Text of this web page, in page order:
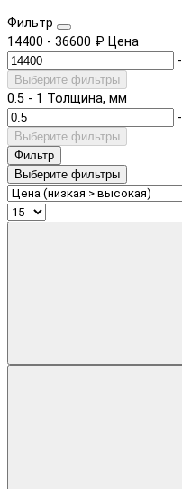
Фильтр
14400 - 36600 ₽ Цена
-
Выберите фильтры
0.5 - 1 Толщина, мм
-
Выберите фильтры
Фильтр
Выберите фильтры